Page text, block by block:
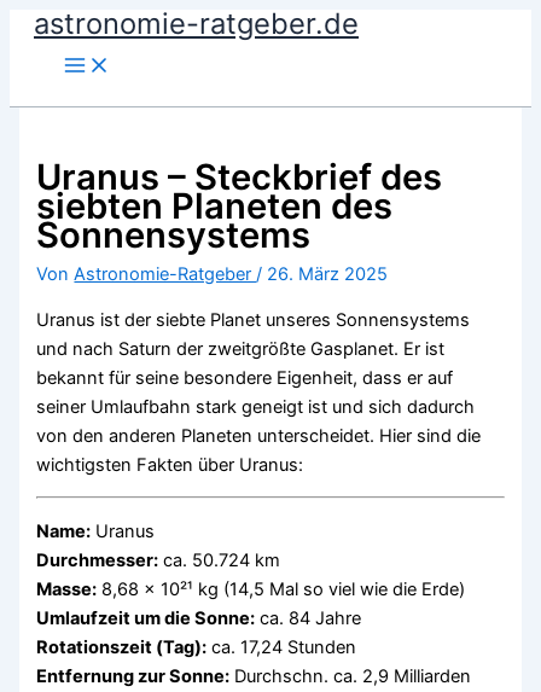
Zumastronomie-ratgeber.de
Uranus – Steckbrief des
siebten Planeten des
Sonnensystems
VonAstronomie-Ratgeber/ 26. März 2025
Uranus ist der siebte Planet unseres Sonnensystems
und nach Saturn der zweitgrößte Gasplanet. Er ist
bekannt für seine besondere Eigenheit, dass er auf
seiner Umlaufbahn stark geneigt ist und sich dadurch
von den anderen Planeten unterscheidet. Hier sind die
wichtigsten Fakten über Uranus:
Name: Uranus
Durchmesser: ca. 50.724 km
Masse: 8,68 × 10²¹ kg (14,5 Mal so viel wie die Erde)
Umlaufzeit um die Sonne: ca. 84 Jahre
Rotationszeit (Tag): ca. 17,24 Stunden
Entfernung zur Sonne: Durchschn. ca. 2,9 Milliarden